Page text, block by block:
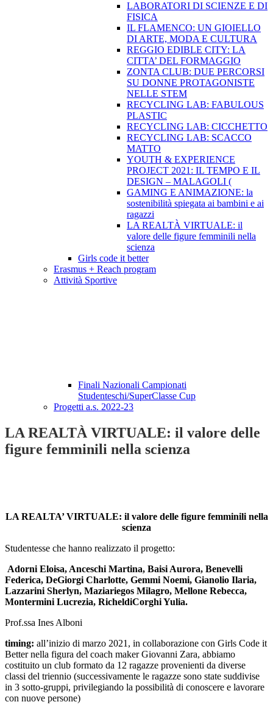
LABORATORI DI SCIENZE E DI
FISICA
IL FLAMENCO: UN GIOIELLO
DI ARTE, MODA E CULTURA
REGGIO EDIBLE CITY: LA
CITTA’ DEL FORMAGGIO
ZONTA CLUB: DUE PERCORSI
SU DONNE PROTAGONISTE
NELLE STEM
RECYCLING LAB: FABULOUS
PLASTIC
RECYCLING LAB: CICCHETTO
RECYCLING LAB: SCACCO
MATTO
YOUTH & EXPERIENCE
PROJECT 2021: IL TEMPO E IL
DESIGN – MALAGOLI (
GAMING E ANIMAZIONE: la
sostenibilità spiegata ai bambini e ai
ragazzi
LA REALTÀ VIRTUALE: il
valore delle figure femminili nella
scienza
Girls code it better
Erasmus + Reach program
Attività Sportive
Finali Nazionali Campionati
Studenteschi/SuperClasse Cup
Progetti a.s. 2022-23
LA REALTÀ VIRTUALE: il valore delle
figure femminili nella scienza
LA REALTA’ VIRTUALE: il valore delle figure femminili nella
scienza
Studentesse che hanno realizzato il progetto:
Adorni Eloisa, Anceschi Martina, Baisi Aurora, Benevelli
Federica, DeGiorgi Charlotte, Gemmi Noemi, Gianolio Ilaria,
Lazzarini Sherlyn, Maziariegos Milagro, Mellone Rebecca,
Montermini Lucrezia, RicheldiCorghi Yulia.
Prof.ssa Ines Alboni
timing: all’inizio di marzo 2021, in collaborazione con Girls Code it
Better nella figura del coach maker Giovanni Zara, abbiamo
costituito un club formato da 12 ragazze provenienti da diverse
classi del triennio (successivamente le ragazze sono state suddivise
in 3 sotto-gruppi, privilegiando la possibilità di conoscere e lavorare
con nuove persone)